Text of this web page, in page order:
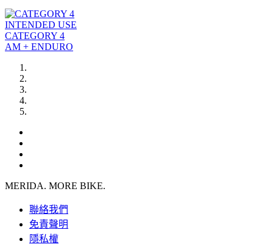
INTENDED USE
CATEGORY 4
AM + ENDURO
MERIDA. MORE BIKE.
聯絡我們
免責聲明
隱私權